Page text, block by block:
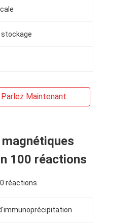
Parlez Maintenant.
100 réactions
réactions